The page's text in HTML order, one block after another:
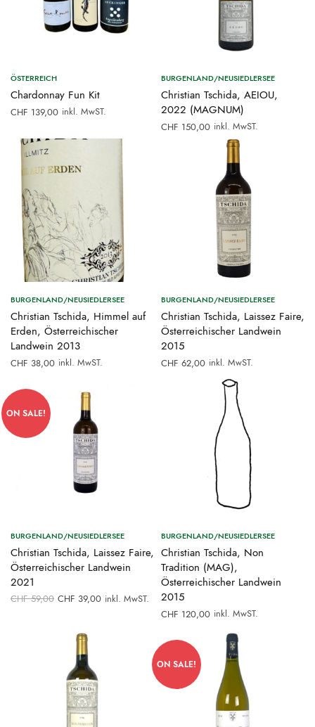
ÖSTERREICH
Chardonnay Fun Kit
CHF 139,00 inkl. MwST.
BURGENLAND/NEUSIEDLERSEE
Christian Tschida, AEIOU,
2022 (MAGNUM)
CHF 150,00 inkl. MwST.
BURGENLAND/NEUSIEDLERSEE
Christian Tschida, Himmel auf
Erden, Österreichischer
Landwein 2013
CHF 38,00 inkl. MwST.
BURGENLAND/NEUSIEDLERSEE
Christian Tschida, Laissez Faire,
Österreichischer Landwein
2015
CHF 62,00 inkl. MwST.
ON SALE!
BURGENLAND/NEUSIEDLERSEE
Christian Tschida, Laissez Faire,
Österreichischer Landwein
2021
CHF59,00 Ursprünglicher
Preis war:
CHF 39,00Aktueller
inkl. MwST.
BURGENLAND/NEUSIEDLERSEE
Christian Tschida, Non
Tradition (MAG),
Österreichischer Landwein
2015
CHF 120,00 inkl. MwST.
ON SALE!